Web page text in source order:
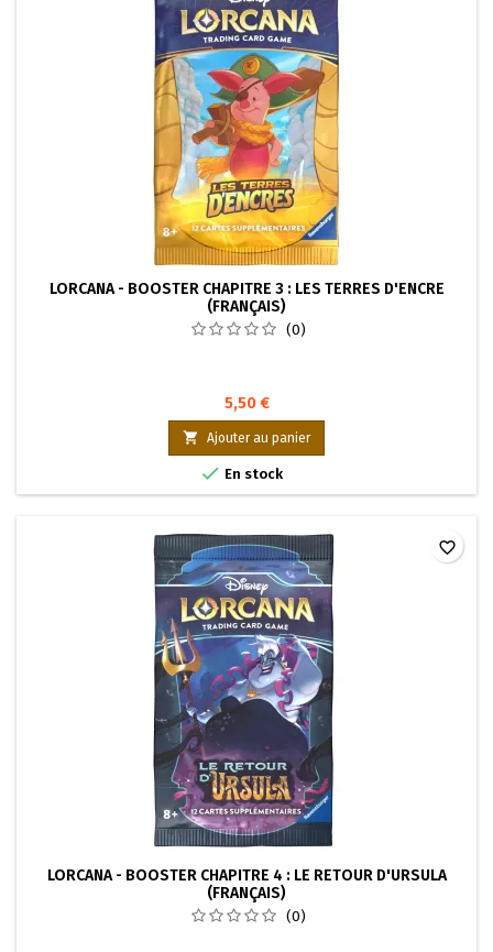
LORCANA - BOOSTER CHAPITRE 3 : LES TERRES D'ENCRE
(FRANÇAIS)
(0)
5,50 €
 Ajouter au panier
 En stock
LORCANA - BOOSTER CHAPITRE 4 : LE RETOUR D'URSULA
(FRANÇAIS)
(0)
favorite_border